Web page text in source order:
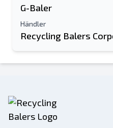
G-Baler
Händler
Recycling Balers